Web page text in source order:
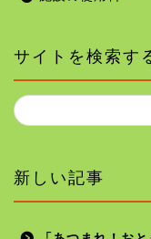
サイトを検索す
新しい記事